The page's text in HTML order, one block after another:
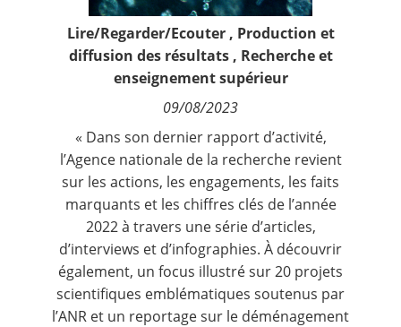
Lire/Regarder/Ecouter, Production et
diffusion des résultats, Recherche et
enseignement supérieur
09/08/2023
« Dans son dernier rapport d’activité,
l’Agence nationale de la recherche revient
sur les actions, les engagements, les faits
marquants et les chiffres clés de l’année
2022 à travers une série d’articles,
d’interviews et d’infographies. À découvrir
également, un focus illustré sur 20 projets
scientifiques emblématiques soutenus par
l’ANR et un reportage sur le déménagement